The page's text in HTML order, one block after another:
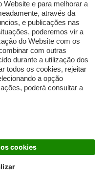
Novidades
Melhores Perfumes
Femininos
TOP 10: Perfumes
Masculinos
Pestanas Postiças
Creme Rosto Homem
Embalagens Sustentáveis